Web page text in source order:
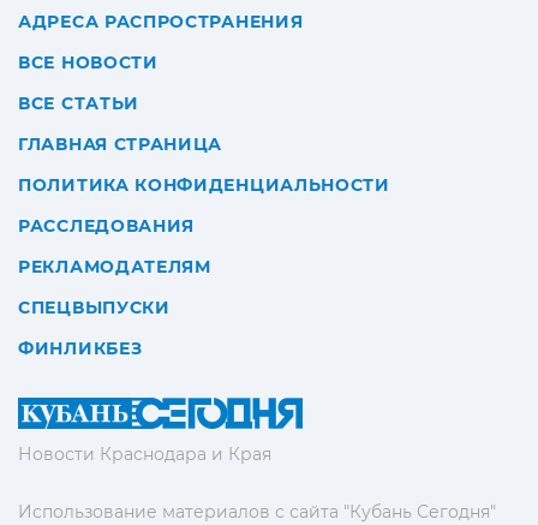
Новости Краснодара и Края
Использование материалов с сайта "Кубань Сегодня"
АДРЕСА РАСПРОСТРАНЕНИЯ
ВСЕ НОВОСТИ
ВСЕ СТАТЬИ
ГЛАВНАЯ СТРАНИЦА
ПОЛИТИКА КОНФИДЕНЦИАЛЬНОСТИ
РАССЛЕДОВАНИЯ
РЕКЛАМОДАТЕЛЯМ
СПЕЦВЫПУСКИ
ФИНЛИКБЕЗ